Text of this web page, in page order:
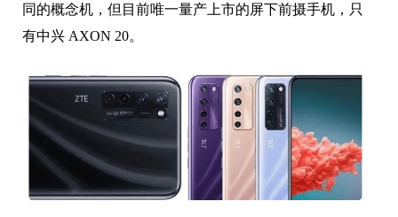
同的概念机，但目前唯一量产上市的屏下前摄手机，只
有中兴 AXON 20。